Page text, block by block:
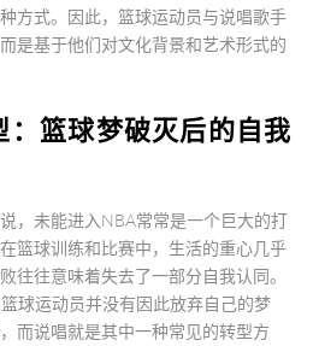
方式。因此，篮球运动员与说唱歌手
是基于他们对文化背景和艺术形式的
篮球梦破灭后的自我
，未能进入NBA常常是一个巨大的打
篮球训练和比赛中，生活的重心几乎
往往意味着失去了一部分自我认同。
球运动员并没有因此放弃自己的梦
而说唱就是其中一种常见的转型方